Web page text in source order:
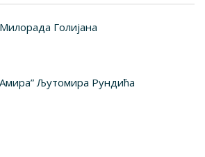
Голијана
Љутомира Рундића